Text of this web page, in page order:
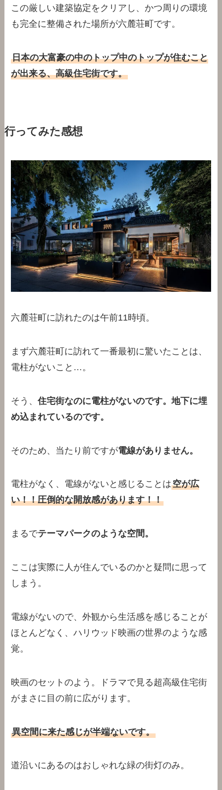
この厳しい建築協定をクリアし、かつ周りの環境
も完全に整備された場所が六麓荘町です。
日本の大富豪の中のトップ中のトップが住むこと
が出来る、高級住宅街です。
行ってみた感想
六麓荘町に訪れたのは午前11時頃。
まず六麓荘町に訪れて一番最初に驚いたことは、
電柱がないこと…。
そう、住宅街なのに電柱がないのです。地下に埋
め込まれているのです。
そのため、当たり前ですが電線がありません。
電柱がなく、電線がないと感じることは空が広
い！！圧倒的な開放感があります！！
まるでテーマパークのような空間。
ここは実際に人が住んでいるのかと疑問に思って
しまう。
電線がないので、外観から生活感を感じることが
ほとんどなく、ハリウッド映画の世界のような感
覚。
映画のセットのよう。ドラマで見る超高級住宅街
がまさに目の前に広がります。
異空間に来た感じが半端ないです。
道沿いにあるのはおしゃれな緑の街灯のみ。